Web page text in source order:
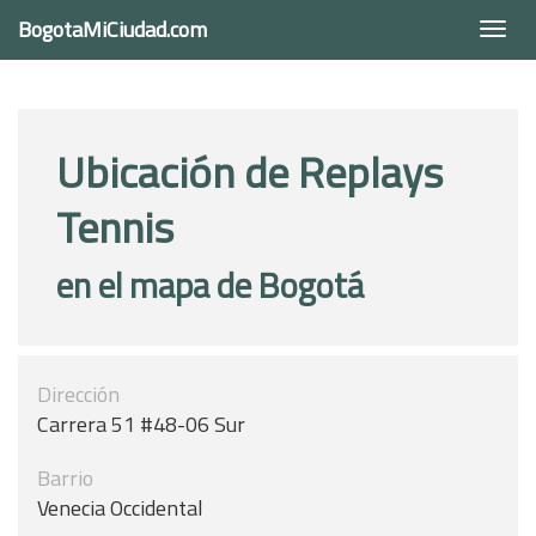
BogotaMiCiudad.com
Ubicación de Replays
Tennis
en el mapa de Bogotá
Dirección
Carrera 51 #48-06 Sur
Barrio
Venecia Occidental